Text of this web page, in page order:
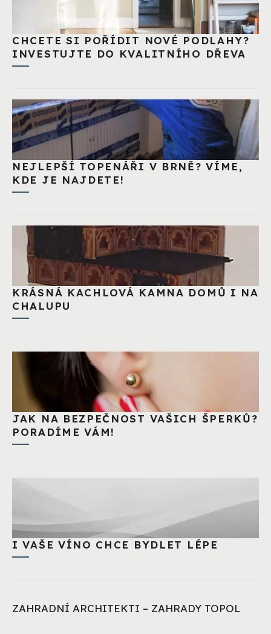
CHCETE SI POŘÍDIT NOVÉ PODLAHY?
INVESTUJTE DO KVALITNÍHO DŘEVA
NEJLEPŠÍ TOPENÁŘI V BRNĚ? VÍME,
KDE JE NAJDETE!
KRÁSNÁ KACHLOVÁ KAMNA DOMŮ I NA
CHALUPU
JAK NA BEZPEČNOST VAŠICH ŠPERKŮ?
PORADÍME VÁM!
I VAŠE VÍNO CHCE BYDLET LÉPE
ZAHRADNÍ ARCHITEKTI – ZAHRADY TOPOL